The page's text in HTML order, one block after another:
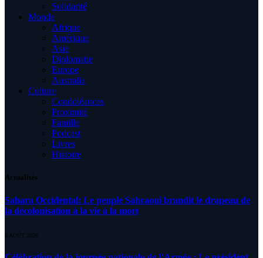
Solidarité
Monde
Afrique
Amérique
Asie
Diplomatie
Europe
Australia
Culture
Condoléances
Proximité
Famille
Podcast
Livres
Histoire
Actualités
Sahara Occidental: Le peuple Sahraoui brandit le drapeau de
la décolonisation à la vie à la mort
8 AOÛT 2026